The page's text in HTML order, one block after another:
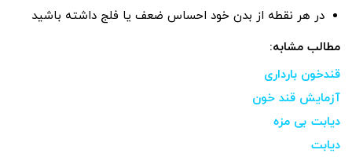
در هر نقطه از بدن خود احساس ضعف یا فلج داشته باشید
مطالب مشابه:
قندخون بارداری
آزمایش قند خون
دیابت بی مزه
دیابت